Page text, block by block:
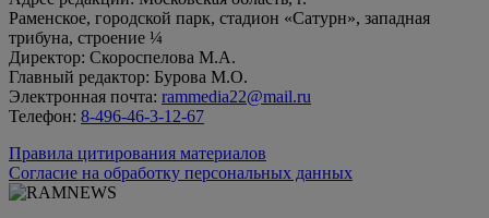
Раменское, городской парк, стадион «Сатурн», западная
трибуна, строение ¼
Директор: Скороспелова М.А.
Главный редактор: Бурова М.О.
Электронная почта: rammedia22@mail.ru
Телефон: 8-496-46-3-12-67
Правила цитирования материалов
Согласие на обработку персональных данных